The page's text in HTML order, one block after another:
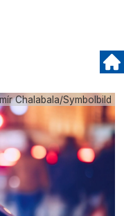
Chalabala/Symbolbild